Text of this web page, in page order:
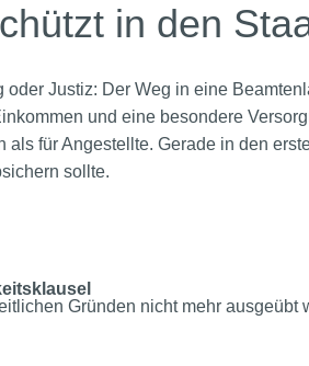
in den
Justiz: Der Weg in eine
und eine besondere
für Angestellte. Gerade in den
sollte.
Gründen nicht mehr ausgeübt